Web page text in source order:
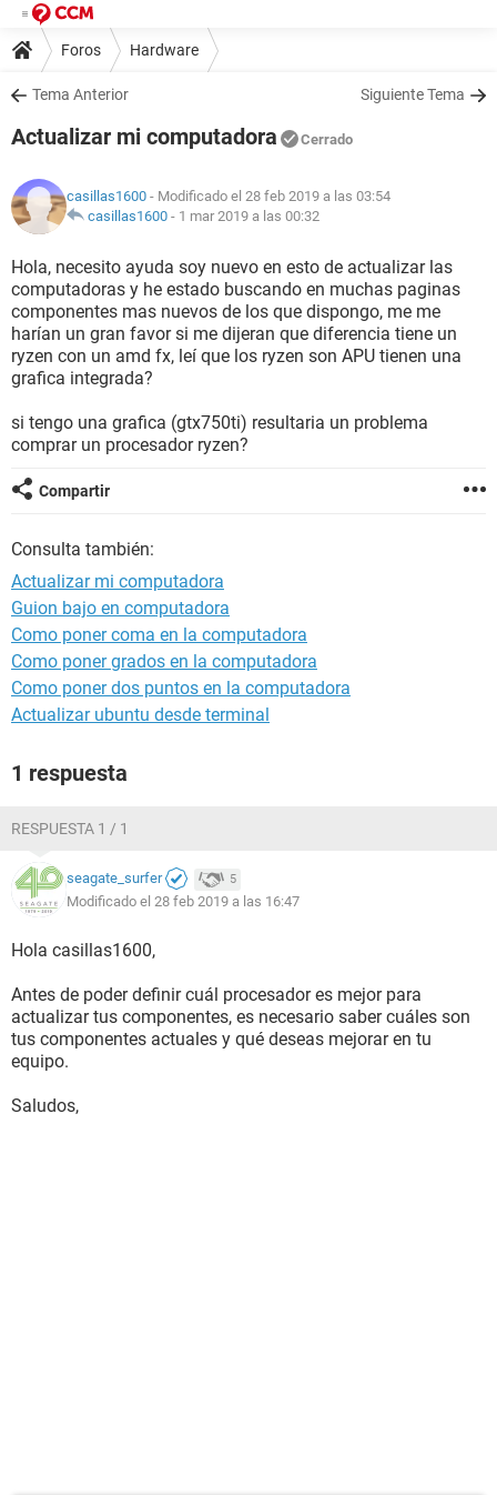
Foros Hardware
Tema Anterior Siguiente Tema
Actualizar mi computadora Cerrado
casillas1600 - Modificado el 28 feb 2019 a las 03:54
casillas1600 - 1 mar 2019 a las 00:32
Hola, necesito ayuda soy nuevo en esto de actualizar las
computadoras y he estado buscando en muchas paginas
componentes mas nuevos de los que dispongo, me me
harían un gran favor si me dijeran que diferencia tiene un
ryzen con un amd fx, leí que los ryzen son APU tienen una
grafica integrada?
si tengo una grafica (gtx750ti) resultaria un problema
comprar un procesador ryzen?
Compartir
Consulta también:
Actualizar mi computadora
Guion bajo en computadora
Como poner coma en la computadora
Como poner grados en la computadora
Como poner dos puntos en la computadora
Actualizar ubuntu desde terminal
1 respuesta
RESPUESTA 1 / 1
seagate_surfer 5
Modificado el 28 feb 2019 a las 16:47
Hola casillas1600,
Antes de poder definir cuál procesador es mejor para
actualizar tus componentes, es necesario saber cuáles son
tus componentes actuales y qué deseas mejorar en tu
equipo.
Saludos,